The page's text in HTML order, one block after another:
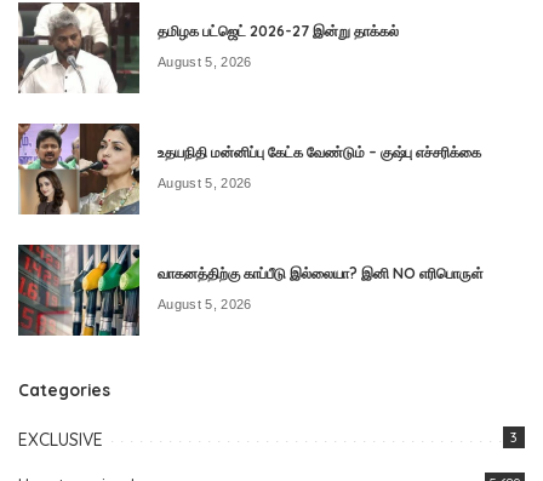
தமிழக பட்ஜெட் 2026-27 இன்று தாக்கல்
August 5, 2026
உதயநிதி மன்னிப்பு கேட்க வேண்டும் – குஷ்பு எச்சரிக்கை
August 5, 2026
வாகனத்திற்கு காப்பீடு இல்லையா? இனி NO எரிபொருள்
August 5, 2026
Categories
EXCLUSIVE 3